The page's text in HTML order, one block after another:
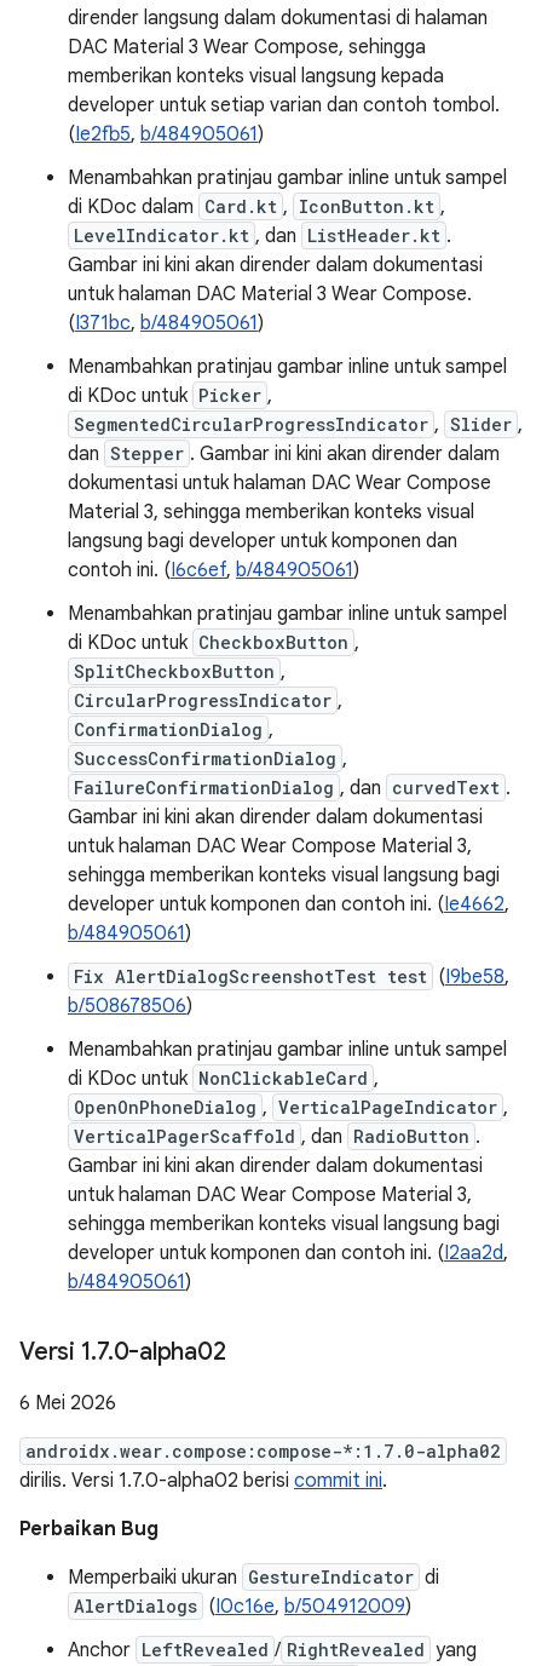
dirender langsung dalam dokumentasi di halaman
DAC Material 3 Wear Compose, sehingga
memberikan konteks visual langsung kepada
developer untuk setiap varian dan contoh tombol.
(Ie2fb5, b/484905061)
Menambahkan pratinjau gambar inline untuk sampel
di KDoc dalam Card.kt , IconButton.kt ,
LevelIndicator.kt , dan ListHeader.kt .
Gambar ini kini akan dirender dalam dokumentasi
untuk halaman DAC Material 3 Wear Compose.
(I371bc, b/484905061)
Menambahkan pratinjau gambar inline untuk sampel
di KDoc untuk Picker ,
SegmentedCircularProgressIndicator , Slider ,
dan Stepper . Gambar ini kini akan dirender dalam
dokumentasi untuk halaman DAC Wear Compose
Material 3, sehingga memberikan konteks visual
langsung bagi developer untuk komponen dan
contoh ini. (I6c6ef, b/484905061)
Menambahkan pratinjau gambar inline untuk sampel
di KDoc untuk CheckboxButton ,
SplitCheckboxButton ,
CircularProgressIndicator ,
ConfirmationDialog ,
SuccessConfirmationDialog ,
FailureConfirmationDialog , dan curvedText .
Gambar ini kini akan dirender dalam dokumentasi
untuk halaman DAC Wear Compose Material 3,
sehingga memberikan konteks visual langsung bagi
developer untuk komponen dan contoh ini. (Ie4662,
b/484905061)
Fix AlertDialogScreenshotTest test (I9be58,
b/508678506)
Menambahkan pratinjau gambar inline untuk sampel
di KDoc untuk NonClickableCard ,
OpenOnPhoneDialog , VerticalPageIndicator ,
VerticalPagerScaffold , dan RadioButton .
Gambar ini kini akan dirender dalam dokumentasi
untuk halaman DAC Wear Compose Material 3,
sehingga memberikan konteks visual langsung bagi
developer untuk komponen dan contoh ini. (I2aa2d,
b/484905061)
Versi 1.7.0-alpha02
6 Mei 2026
androidx.wear.compose:compose-*:1.7.0-alpha02
dirilis. Versi 1.7.0-alpha02 berisi commit ini.
Perbaikan Bug
Memperbaiki ukuran GestureIndicator di
AlertDialogs (I0c16e, b/504912009)
Anchor LeftRevealed / RightRevealed yang